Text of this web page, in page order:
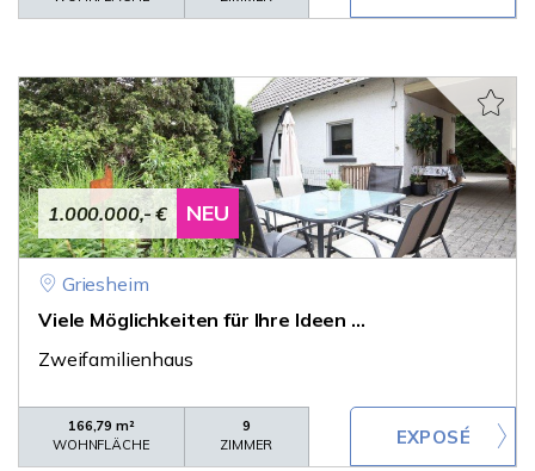
1.000.000,- € NEU
Griesheim
Viele Möglichkeiten für Ihre Ideen ...
Zweifamilienhaus
166,79 m²
WOHNFLÄCHE
9
ZIMMER